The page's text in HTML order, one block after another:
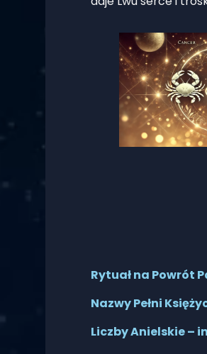
Rytuał na Powrót
Nazwy Pełni
Liczby Anielskie –